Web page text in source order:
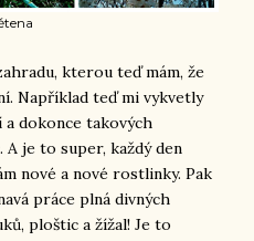
kterou teď mám, že
Například teď mi vykvetly
dokonce takových
je to super, každý den
nové a nové rostlinky. Pak
práce plná divných
ploštic a žížal! Je to